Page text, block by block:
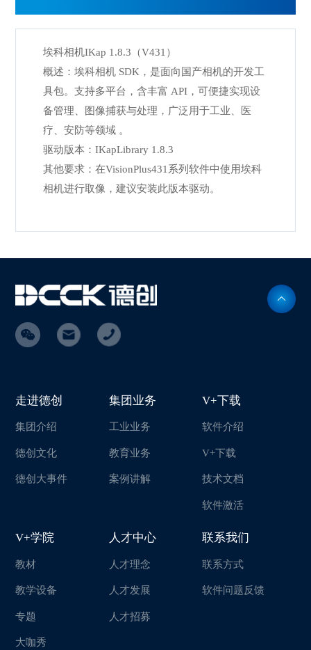
埃科相机IKap 1.8.3（V431）
概述：埃科相机 SDK，是面向国产相机的开发工
具包。支持多平台，含丰富 API，可便捷实现设
备管理、图像捕获与处理，广泛用于工业、医
疗、安防等领域 。
驱动版本：IKapLibrary 1.8.3
其他要求：在VisionPlus431系列软件中使用埃科
相机进行取像，建议安装此版本驱动。
走进德创
集团介绍
德创文化
德创大事件
集团业务
工业业务
教育业务
案例讲解
V+下载
软件介绍
V+下载
技术文档
软件激活
V+学院
教材
教学设备
专题
大咖秀
人才中心
人才理念
人才发展
人才招募
联系我们
联系方式
软件问题反馈